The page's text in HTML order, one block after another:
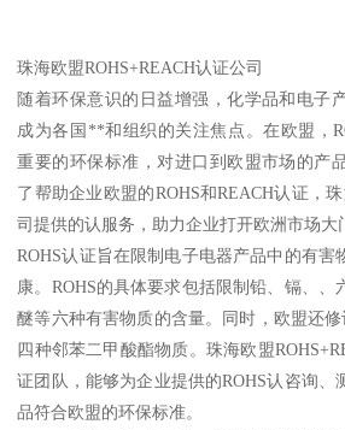
珠海欧盟ROHS+REACH认证公司
随着环保意识的日益增强，化学品和电子
成为各国**和组织的关注焦点。在欧盟，
重要的环保标准，对进口到欧盟市场的产
了帮助企业欧盟的ROHS和REACH认证，
司提供的认服务，助力企业打开欧洲市场大
ROHS认证旨在限制电子电器产品中的有害
康。ROHS的具体要求包括限制铅、镉、、
醚等六种有害物质的含量。同时，欧盟还修
四种邻苯二甲酸酯物质。珠海欧盟
证团队，能够为企业提供的ROHS认咨询、
品符合欧盟的环保标准。